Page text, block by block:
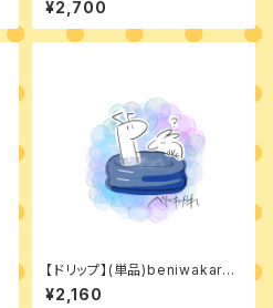
¥2,700
【ドリップ】(単品)beniwakare
ブレンド5個入
¥2,160